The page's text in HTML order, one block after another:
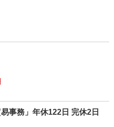
事務」年休122日 完休2日